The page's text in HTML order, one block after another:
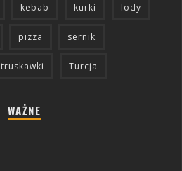
kebab kurki lody
pizza sernik
truskawki Turcja
WAŻNE